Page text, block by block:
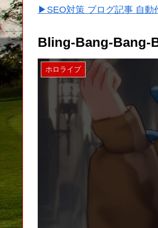
▶SEO対策 ブログ記事 自動
Bling-Bang-Bang-
ホロライブ